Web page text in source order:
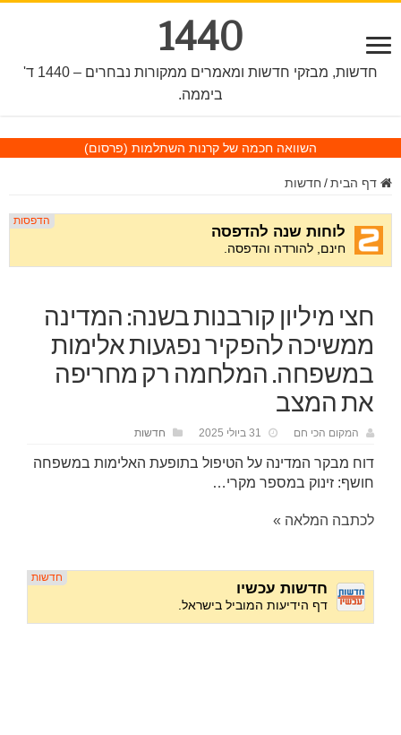
1440
חדשות, מבזקי חדשות ומאמרים ממקורות נבחרים – 1440 ד'
ביממה.
השוואה חכמה של קרנות השתלמות (פרסום)
דף הבית / חדשות
חצי מיליון קורבנות בשנה: המדינה
ממשיכה להפקיר נפגעות אלימות
במשפחה. המלחמה רק מחריפה
את המצב
המקום הכי חם 31 ביולי 2025 חדשות
דוח מבקר המדינה על הטיפול בתופעת האלימות במשפחה
חושף: זינוק במספר מקרי…
לכתבה המלאה »